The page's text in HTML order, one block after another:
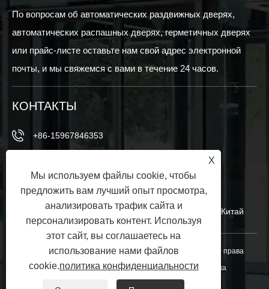
По вопросам об автоматических раздвижных дверях,
автоматических распашных дверях, герметичных дверях
или прайс-листе оставьте нам свой адрес электронной
почты, и мы свяжемся с вами в течение 24 часов.
КОНТАКТЫ
+86-15967846353
В промышленном парке, Хемеди -Таун, Офис, Китай
Copyright © 2024 Ningbo Veze Automatic Door Co., Ltd. Все права
защищены.Links|Sitemap|RSS|XML|политика
X
Мы используем файлы cookie, чтобы
предложить вам лучший опыт просмотра,
анализировать трафик сайта и
персонализировать контент. Используя
этот сайт, вы соглашаетесь на
использование нами файлов
cookie.политика конфиденциальности